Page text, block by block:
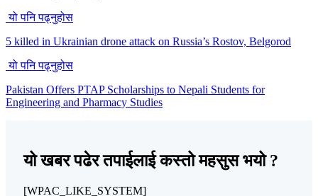
यो पनि पढ्नुहोस
5 killed in Ukrainian drone attack on Russia’s Rostov, Belgorod
यो पनि पढ्नुहोस
Pakistan Offers PTAP Scholarships to Nepali Students for
Engineering and Pharmacy Studies
यो खबर पढेर तपाईलाई कस्तो महसुस भयो ?
[WPAC_LIKE_SYSTEM]